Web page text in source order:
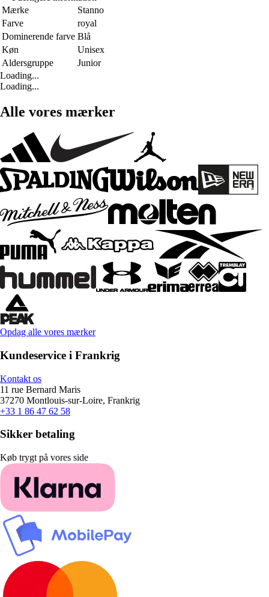
Mærke
Stanno
Farve
royal
Dominerende farve Blå
Køn
Unisex
Aldersgruppe
Junior
Loading...
Loading...
Alle vores mærker
Opdag alle vores mærker
Kundeservice i Frankrig
Kontakt os
11 rue Bernard Maris
37270 Montlouis-sur-Loire, Frankrig
+33 1 86 47 62 58
Sikker betaling
Køb trygt på vores side